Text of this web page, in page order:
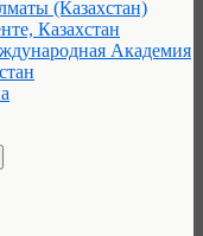
(Казахстан)
Казахстан
Академия